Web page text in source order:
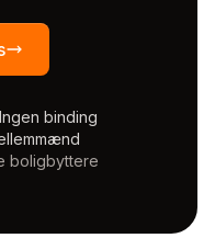
Ingen binding
boligbyttere